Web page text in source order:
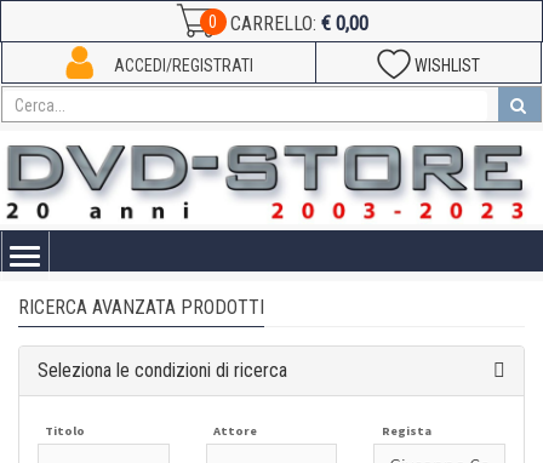
0 CARRELLO: € 0,00
WISHLIST
ACCEDI/REGISTRATI
Toggle
RICERCA AVANZATA PRODOTTI
Seleziona le condizioni di ricerca
Titolo Attore Regista